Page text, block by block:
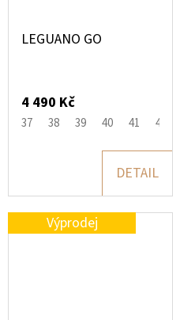
LEGUANO GO
4 490 Kč
37 38 39 40 41 42
DETAIL
Výprodej